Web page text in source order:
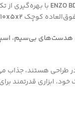
ENZO با بهره‌گیری از
کوچک 10x5x2 میلی‌متر
هدست‌های بی‌سیم،
طراحی هستند،